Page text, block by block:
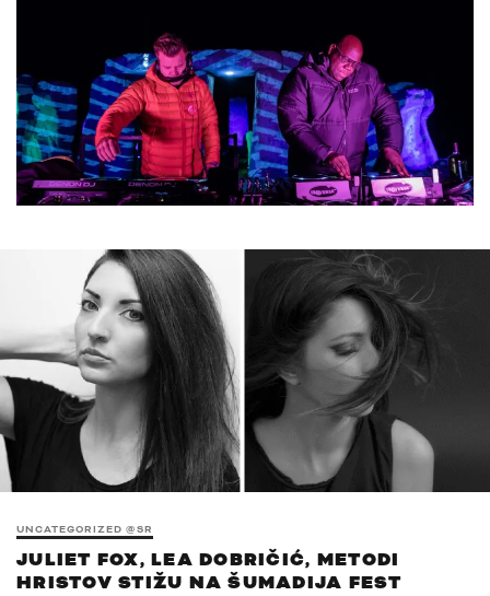
UNCATEGORIZED @SR
JULIET FOX, LEA DOBRIČIĆ, METODI
HRISTOV STIŽU NA ŠUMADIJA FEST